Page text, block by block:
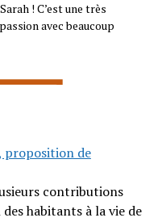
! C’est une très
avec beaucoup
proposition de
contributions
habitants à la vie de